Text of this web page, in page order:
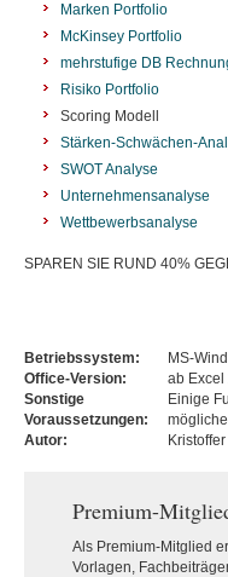
Marken Portfolio
McKinsey Portfolio
mehrstufige DB
Risiko Portfolio
Scoring Modell
Stärken-Schwächen-
SWOT Analyse
Unternehmensanalyse
Wettbewerbsanalyse
SPAREN SIE RUND 40%
Betriebssystem:
MS-
Office-Version:
ab Excel
Sonstige
Voraussetzungen:
Einige
Autor:
Premium-
Als Premium-Mitglied
Vorlagen,